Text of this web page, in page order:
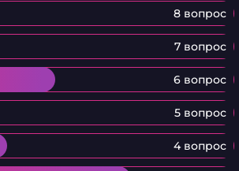
8 вопрос
7 вопрос
6 вопрос
5 вопрос
4 вопрос